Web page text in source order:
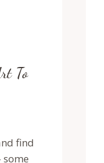
To
find